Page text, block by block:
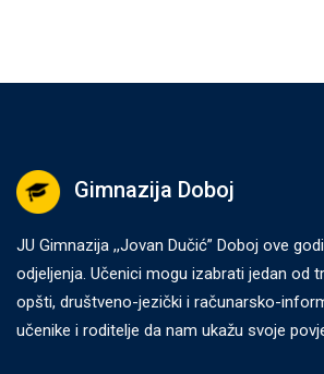
Gimnazija Doboj
JU Gimnazija ,,Jovan Dučić” Doboj ove
odjeljenja. Učenici mogu izabrati jedan od
opšti, društveno-jezički i računarsko-
učenike i roditelje da nam ukažu svoje